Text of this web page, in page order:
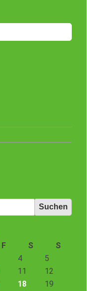
F S
S
4
5
11
12
18
19